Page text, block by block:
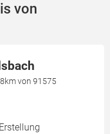
von
von 91575